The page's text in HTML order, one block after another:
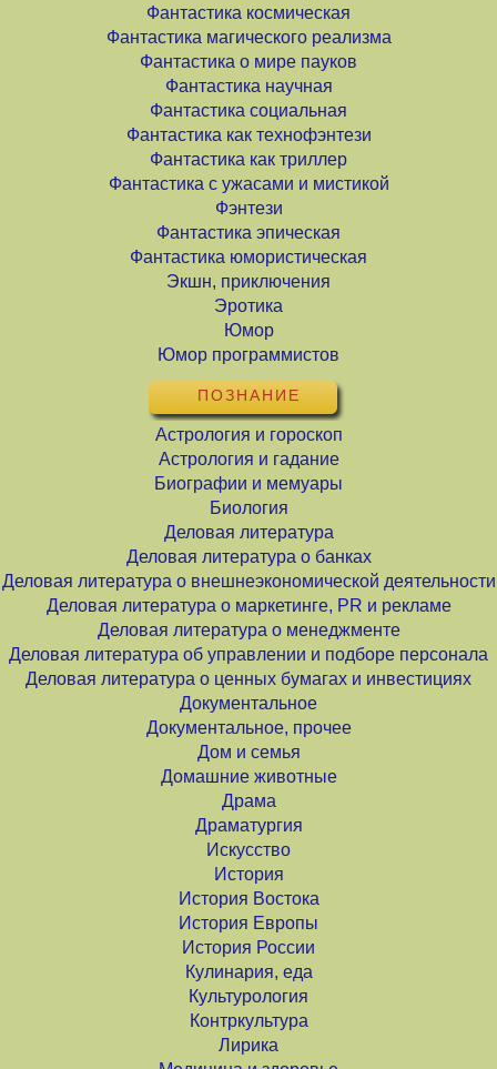
Фантастика космическая
Фантастика магического реализма
Фантастика о мире пауков
Фантастика научная
Фантастика социальная
Фантастика как технофэнтези
Фантастика как триллер
Фантастика с ужасами и мистикой
Фэнтези
Фантастика эпическая
Фантастика юмористическая
Экшн, приключения
Эротика
Юмор
Юмор программистов
ПОЗНАНИЕ
Астрология и гороскоп
Астрология и гадание
Биографии и мемуары
Биология
Деловая литература
Деловая литература о банках
Деловая литература о внешнеэкономической деятельности
Деловая литература о маркетинге, PR и рекламе
Деловая литература о менеджменте
Деловая литература об управлении и подборе персонала
Деловая литература о ценных бумагах и инвестициях
Документальное
Документальное, прочее
Дом и семья
Домашние животные
Драма
Драматургия
Искусство
История
История Востока
История Европы
История России
Кулинария, еда
Культурология
Контркультура
Лирика